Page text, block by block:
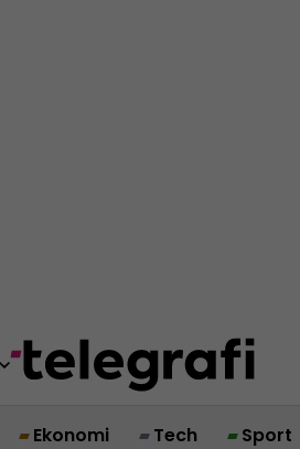
Ekonomi Tech Sport